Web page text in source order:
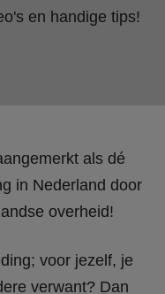
en handige tips!
als dé
in Nederland door
overheid!
voor jezelf, je
verwant? Dan